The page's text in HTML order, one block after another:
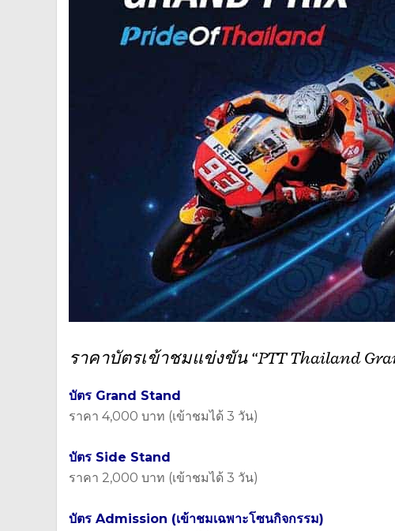
ราคาบัตรเข้าชมแข่งขัน “PTT Thailand
บัตร Grand Stand
ราคา 4,000 บาท (เข้าชมได้ 3 วัน)
บัตร Side Stand
ราคา 2,000 บาท (เข้าชมได้ 3 วัน)
บัตร Admission (เข้าชมเฉพาะโซนกิจกรรม)